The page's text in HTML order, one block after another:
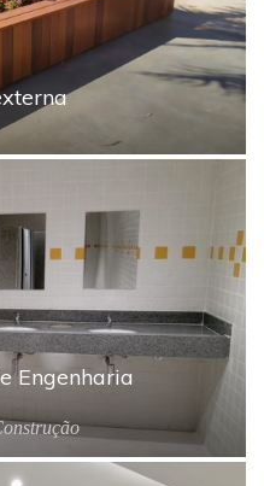
Engenharia